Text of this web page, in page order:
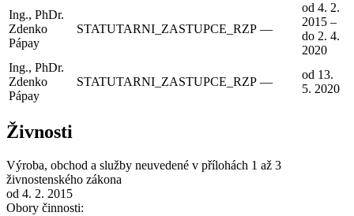
Ing., PhDr.
Zdenko
Pápay
STATUTARNI_ZASTUPCE_RZP —
od 4. 2.
2015 –
do 2. 4.
2020
Ing., PhDr.
Zdenko
Pápay
STATUTARNI_ZASTUPCE_RZP —
od 13.
5. 2020
Živnosti
Výroba, obchod a služby neuvedené v přílohách 1 až 3
živnostenského zákona
od 4. 2. 2015
Obory činnosti: